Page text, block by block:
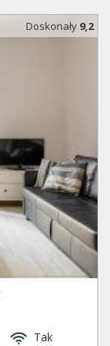
Doskonały 9,2
Tak